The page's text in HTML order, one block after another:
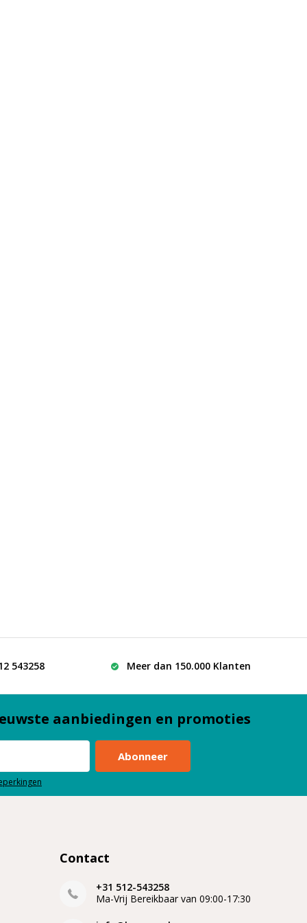
543258 Meer dan 150.000 Klanten
aanbiedingen en promoties
Abonneer
Contact
+31 512-543258
Ma-Vrij Bereikbaar van 09:00-17:30